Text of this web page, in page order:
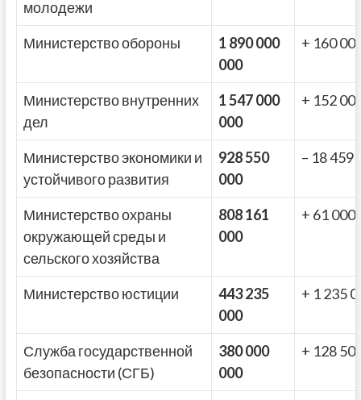
молодежи
Министерство обороны
1 890 000
000
+ 160
Министерство внутренних
дел
1 547 000
000
+ 152
Министерство экономики и
устойчивого развития
928 550
000
– 18 459
Министерство охраны
окружающей среды и
сельского хозяйства
808 161
000
+ 61 000
Министерство юстиции
443 235
000
+ 1 235
Служба государственной
безопасности (СГБ)
380 000
000
+ 128